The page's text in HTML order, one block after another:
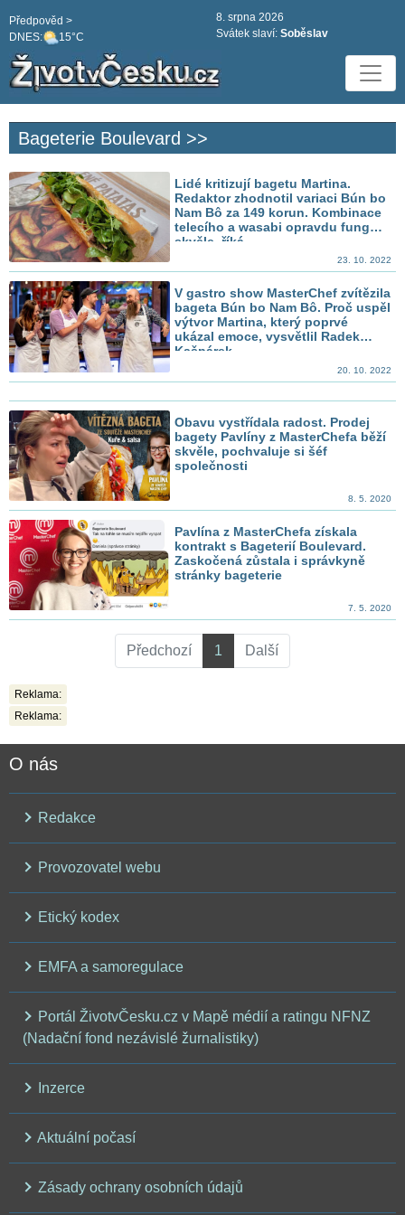
DNES: 15°C
Předpověd >
8. srpna 2026
Svátek slaví: Soběslav
Bageterie Boulevard >>
Lidé kritizují bagetu Martina.
Redaktor zhodnotil variaci Bún bo
Nam Bô za 149 korun. Kombinace
telecího a wasabi opravdu funguje
skvěle, říká
23. 10. 2022
V gastro show MasterChef zvítězila
bageta Bún bo Nam Bô. Proč uspěl
výtvor Martina, který poprvé
ukázal emoce, vysvětlil Radek
Kašpárek
20. 10. 2022
Obavu vystřídala radost. Prodej
bagety Pavlíny z MasterChefa běží
skvěle, pochvaluje si šéf
společnosti
8. 5. 2020
Pavlína z MasterChefa získala
kontrakt s Bageterií Boulevard.
Zaskočená zůstala i správkyně
stránky bageterie
7. 5. 2020
Předchozí 1 Další
Reklama:
Reklama:
O nás
Redakce
Provozovatel webu
Etický kodex
EMFA a samoregulace
Portál ŽivotvČesku.cz v Mapě médií a ratingu NFNZ
(Nadační fond nezávislé žurnalistiky)
Inzerce
Aktuální počasí
Zásady ochrany osobních údajů